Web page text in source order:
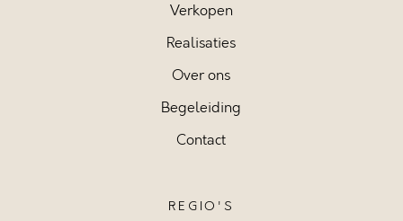
Verkopen
Realisaties
Over ons
Begeleiding
Contact
REGIO'S